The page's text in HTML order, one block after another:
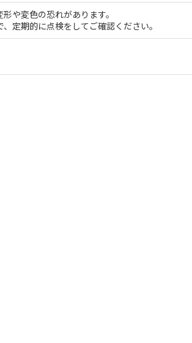
や変色の恐れがあります。
定期的に点検をしてご確認ください。